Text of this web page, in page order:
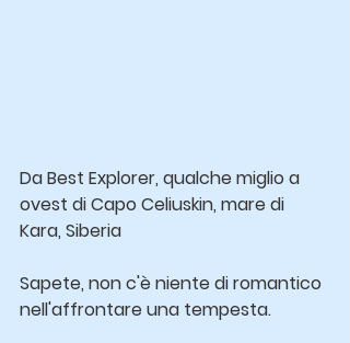
Da Best Explorer, qualche miglio a
ovest di Capo Celiuskin, mare di
Kara, Siberia
Sapete, non c'è niente di romantico
nell'affrontare una tempesta.